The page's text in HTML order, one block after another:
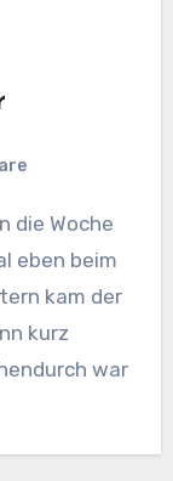
eben beim
kam der
kurz
war